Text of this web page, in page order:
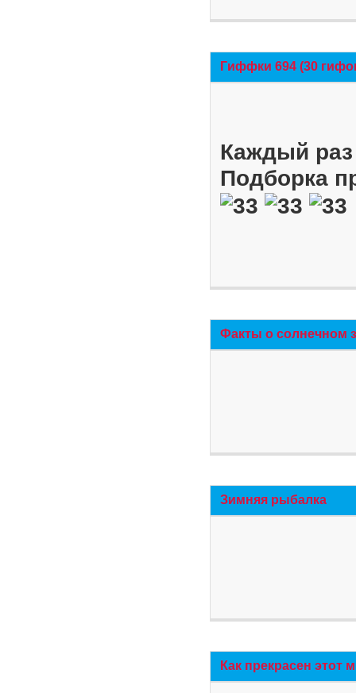
Гиффки 694 (30
Каждый
Подборка
Факты о солнечном
Зимняя рыбалка
Как прекрасен этот